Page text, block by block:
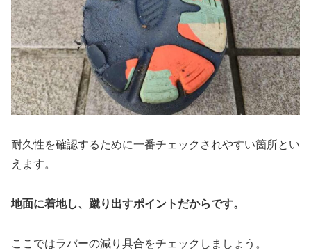
耐久性を確認するために一番チェックされやすい箇所とい
えます。
地面に着地し、蹴り出すポイントだからです。
ここではラバーの減り具合をチェックしましょう。